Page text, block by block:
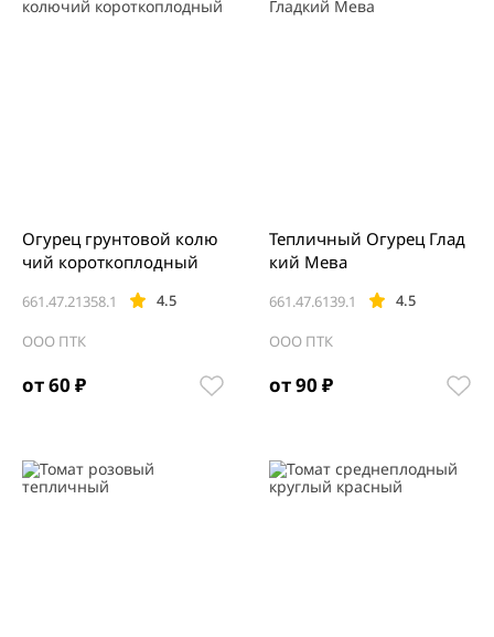
от 60 ₽
661.47.21358.1 4.5
Огурец грунтовой колю
чий короткоплодный
ООО ПТК
от 90 ₽
661.47.6139.1 4.5
Тепличный Огурец Глад
кий Мева
ООО ПТК